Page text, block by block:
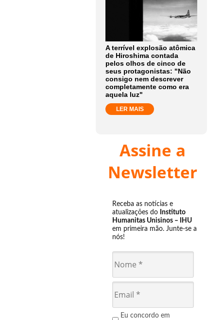
A terrível explosão atômica
de Hiroshima contada
pelos olhos de cinco de
seus protagonistas: "Não
consigo nem descrever
completamente como era
aquela luz"
LER MAIS
Assine a
Newsletter
Receba as notícias e
atualizações do Instituto
Humanitas Unisinos – IHU
em primeira mão. Junte-se a
nós!
Eu concordo em